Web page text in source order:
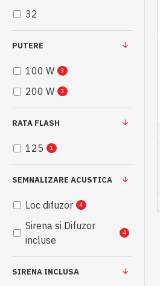
PUTERE
100 W 3
200 W 3
RATA FLASH
125 1
32
SIRENA INCLUSA
SEMNALIZARE ACUSTICA
Loc difuzor 4
Sirena si Difuzor
incluse
4